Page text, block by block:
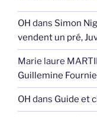
OH dans Simon
vendent un pré,
Marie laure
Guillemine
OH dans Guide et